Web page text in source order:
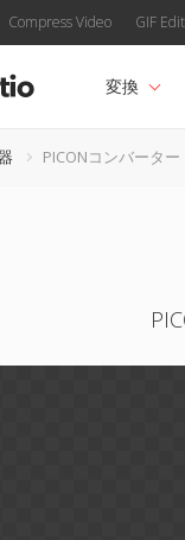
Compress Video GIF
変換
PICONコンバーター